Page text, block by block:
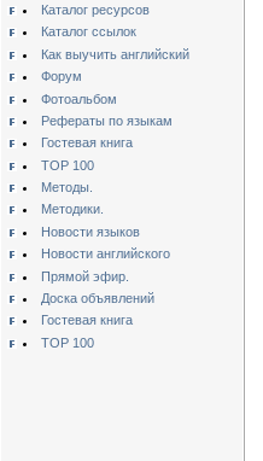
Каталог ресурсов
Каталог ссылок
Как выучить английский
Форум
Фотоальбом
Рефераты по языкам
Гостевая книга
TOP 100
Методы.
Методики.
Новости языков
Новости английского
Прямой эфир.
Доска объявлений
Гостевая книга
TOP 100